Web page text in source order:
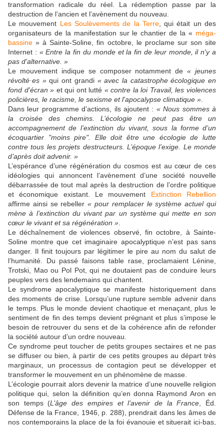
transformation radicale du réel. La rédemption passe par la
destruction de l’ancien et l’avènement du nouveau.
Le mouvement Les Soulèvements de la Terre, qui était un des
organisateurs de la manifestation sur le chantier de la « méga-
bassine » à Sainte-Soline, fin octobre, le proclame sur son site
Internet : « Entre la fin du monde et la fin de leur monde, il n'y a
pas d'alternative. »
Le mouvement indique se composer notamment de« jeunes
révolté·es »qui ont grandi « avec la catastrophe écologique en
fond d'écran » et qui ont lutté « contre la loi Travail, les violences
policières, le racisme, le sexisme et l'apocalypse climatique »
Dans leur programme d’actions, ils ajoutent : « Nous sommes à
la croisée des chemins. L’écologie ne peut pas être un
accompagnement de l’extinction du vivant, sous la forme d’un
écoquartier "moins pire". Elle doit être une écologie de lutte
contre tous les projets destructeurs. L’époque l’exige. Le monde
d’après doit advenir. »
L’espérance d’une régénération du cosmos est au cœur de ces
idéologies qui annoncent l’avènement d’une société nouvelle
débarrassée de tout mal après la destruction de l’ordre politique
et économique existant. Le mouvement Extinction Rebellion
affirme ainsi se rebeller« pour remplacer le système actuel qui
mène à l’extinction du vivant par un système qui mette en son
cœur le vivant et sa régénération »
Le déchaînement de violences observé, fin octobre, à Sainte-
Soline montre que cet imaginaire apocalyptique n’est pas sans
danger. Il finit toujours par légitimer le pire au nom du salut de
l’humanité. Du passé faisons table rase, proclamaient Lénine,
Trotski, Mao ou Pol Pot, qui ne doutaient pas de conduire leurs
peuples vers des lendemains qui chantent.
Le syndrome apocalyptique se manifeste historiquement dans
des moments de crise. Lorsqu’une rupture semble advenir dans
le temps. Plus le monde devient chaotique et menaçant, plus le
sentiment de fin des temps devient prégnant et plus s’impose le
besoin de retrouver du sens et de la cohérence afin de refonder
la société autour d’un ordre nouveau.
Ce syndrome peut toucher de petits groupes sectaires et ne pas
se diffuser ou bien, à partir de ces petits groupes au départ très
marginaux, un processus de contagion peut se développer et
transformer le mouvement en un phénomène de masse.
L’écologie pourrait alors devenir la matrice d’une nouvelle religion
politique qui, selon la définition qu’en donna Raymond Aron en
son temps (L’âge des empires et l’avenir de la France , Éd.
Défense de la France, 1946, p. 288), prendrait dans les âmes de
nos contemporains la place de la foi évanouie et situerait ici-bas,